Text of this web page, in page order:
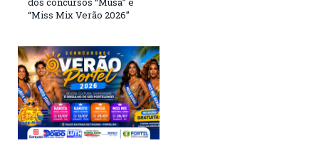
“Miss Mix Verão 2026”